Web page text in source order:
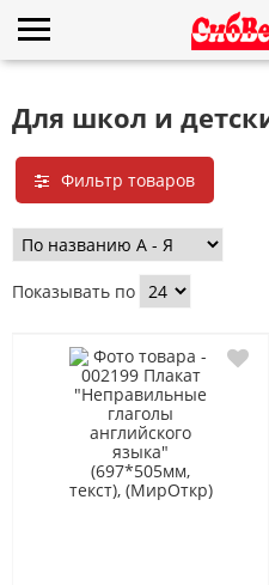
Для школ и
Фильтр товаров
Показывать по